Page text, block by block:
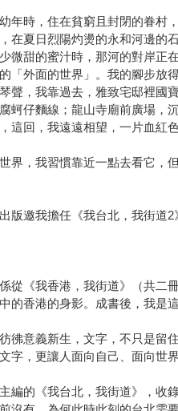
年時，住在貧窮且封閉的眷
在夏日烈陽灼燙的永和河邊的
微甜的蜜汁時，那河的對岸正
「外面的世界」。我的腳步
聲，我靠過去，雅致宅邸裡國
蚵仔麵線；龍山寺廟前廣場，
這回，我遠遠相望，一片血紅
界，我習慣靠近一點去看它，
版邀我擔任《我台北，我街道
從《我香港，我街道》（共
的香港的身影。成書後，我是
彿意義新生，文字，不只是
字，更讓人面向自己、面向世
編的《我台北，我街道》，